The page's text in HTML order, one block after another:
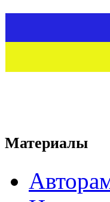
Материалы